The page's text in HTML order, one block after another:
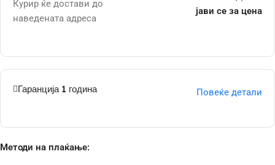
Курир ќе достави до
наведената адреса
јави се за цена
Гаранција 1 година Повеќе детали
Методи на плаќање: